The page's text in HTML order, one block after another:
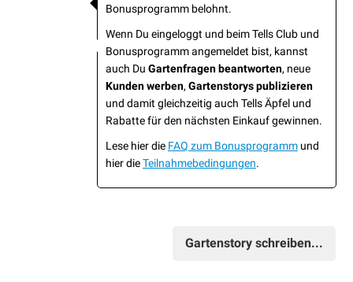
Bonusprogramm belohnt.
Wenn Du eingeloggt und beim Tells Club und
Bonusprogramm angemeldet bist, kannst
auch Du Gartenfragen beantworten, neue
Kunden werben, Gartenstorys publizieren
und damit gleichzeitig auch Tells Äpfel und
Rabatte für den nächsten Einkauf gewinnen.
Lese hier die FAQ zum Bonusprogramm und
hier dieTeilnahmebedingungen.
Gartenstory schreiben...